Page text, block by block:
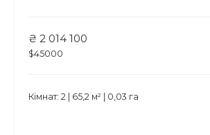
₴ 2 014 100
$45000
Кімнат: 2 | 65,2 м² | 0,03 га